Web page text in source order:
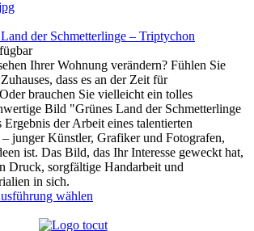
der Schmetterlinge – Triptychon
Ihrer Wohnung verändern? Fühlen Sie
dass es an der Zeit für
brauchen Sie vielleicht ein tolles
Bild "Grünes Land der Schmetterlinge
der Arbeit eines talentierten
– junger Künstler, Grafiker und Fotografen,
ist. Das Bild, das Ihr Interesse geweckt hat,
Druck, sorgfältige Handarbeit und
in sich.
wählen